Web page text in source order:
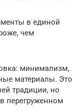
в единой
чем
минимализм,
материалы. Это
традиции, но
перегруженном